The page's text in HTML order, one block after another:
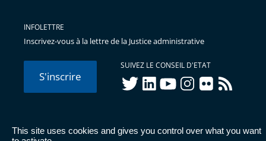
This site uses cookies and gives you control over what you want
INFOLETTRE
Inscrivez-vous à la lettre de la Justice administrative
S'inscrire
SUIVEZ LE CONSEIL D'ETAT
twitterlinkedInyoutubeinstagram
flickr rss
© Conseil d'État 2026 - Mentions légales Données